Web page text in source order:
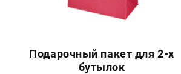
Подарочный пакет для 2-х
бутылок